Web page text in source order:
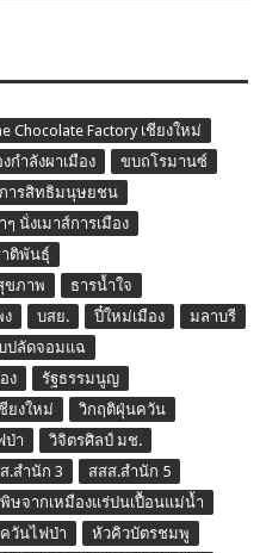
Chocolate Factory เชียงใหม่
กำลังผาเมือง
ขบถโรมานซ์
ารสิทธิมนุษยชน
ๆ นั่งเมาส์การเมือง
ติพันธุ์
ขภาพ
ธารน้ำใจ
บสย. ปี๋ใหม่เมือง
มลาบรี
ปลัดจอมแฉ
ง
รัฐธรรมนูญ
ยงใหม่
วิกฤติฝุ่นควัน
ป่า
วิจิตรศิลป์ มช.
.สำนัก 3
สสส.สำนัก 5
ษจากเหมืองแร่ปนเปื้อนแม่น้ำ
วันไฟป่า
หัวคิวบัตรชมพู